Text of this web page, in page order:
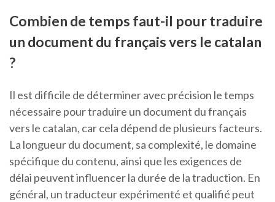
Combien de temps faut-il pour traduire
un document du français vers le catalan
?
Il est difficile de déterminer avec précision le temps
nécessaire pour traduire un document du français
vers le catalan, car cela dépend de plusieurs facteurs.
La longueur du document, sa complexité, le domaine
spécifique du contenu, ainsi que les exigences de
délai peuvent influencer la durée de la traduction. En
général, un traducteur expérimenté et qualifié peut